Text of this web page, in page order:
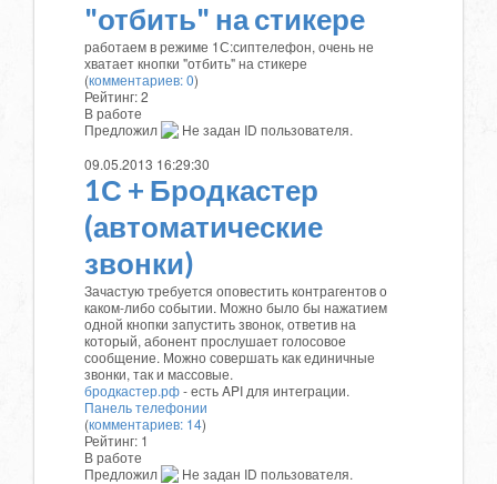
"отбить" на стикере
работаем в режиме 1С:сиптелефон, очень не
хватает кнопки "отбить" на стикере
(комментариев: 0)
Рейтинг:2
В работе
Предложил
Не задан ID пользователя.
09.05.2013 16:29:30
1С + Бродкастер
(автоматические
звонки)
Зачастую требуется оповестить контрагентов о
каком-либо событии. Можно было бы нажатием
одной кнопки запустить звонок, ответив на
который, абонент прослушает голосовое
сообщение. Можно совершать как единичные
звонки, так и массовые.
бродкастер.рф- есть API для интеграции.
Панель телефонии
(комментариев: 14)
Рейтинг: 1
В работе
Предложил
Не задан ID пользователя.